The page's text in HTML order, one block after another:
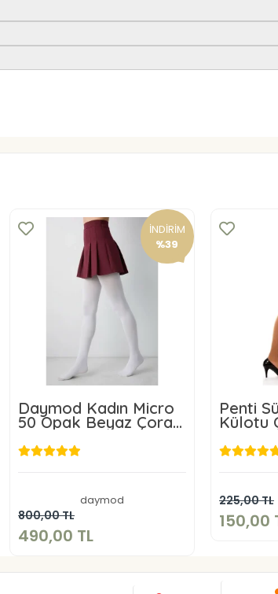
İNDİRİM
%39
Daymod Kadın Micro
50 Opak Beyaz Çorap
Büyük Boy 3 adet
daymod
800,00 TL
490,00 TL
Penti
Külotu
225,00 TL
150,00